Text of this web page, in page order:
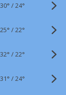
30° /24°
25° /22°
32° /22°
31° /24°